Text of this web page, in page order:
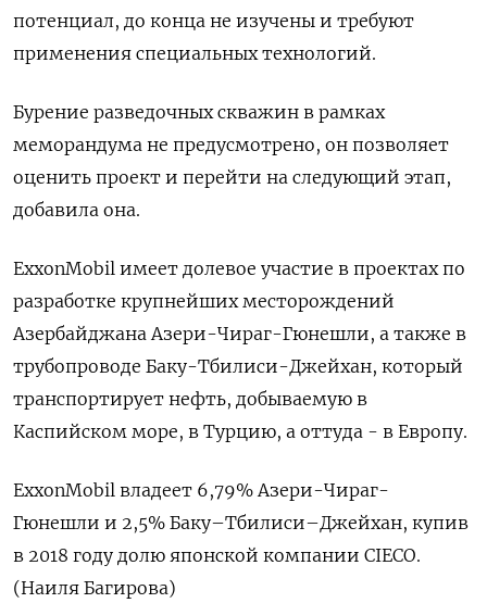
потенциал, до конца не изучены и требуют
применения специальных технологий.
Бурение разведочных скважин в рамках
меморандума не предусмотрено, он позволяет
оценить проект и перейти на следующий этап,
добавила она.
ExxonMobil имеет долевое участие в проектах по
разработке крупнейших месторождений
Азербайджана Азери-Чираг-Гюнешли, а также в
трубопроводе Баку-Тбилиси-Джейхан, который
транспортирует нефть, добываемую в
Каспийском море, в Турцию, а оттуда - в Европу.
ExxonMobil владеет 6,79% Азери-Чираг-
Гюнешли и 2,5% Баку–Тбилиси–Джейхан, купив
в 2018 году долю японской компании CIECO.
(Наиля Багирова)